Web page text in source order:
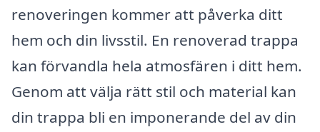
renoveringen kommer att påverka ditt
hem och din livsstil. En renoverad trappa
kan förvandla hela atmosfären i ditt hem.
Genom att välja rätt stil och material kan
din trappa bli en imponerande del av din